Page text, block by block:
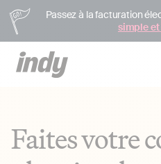
Passez à la facturation
simple
Faites votre